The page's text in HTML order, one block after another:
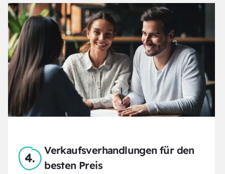
Verkaufsverhandlungen für den
besten Preis